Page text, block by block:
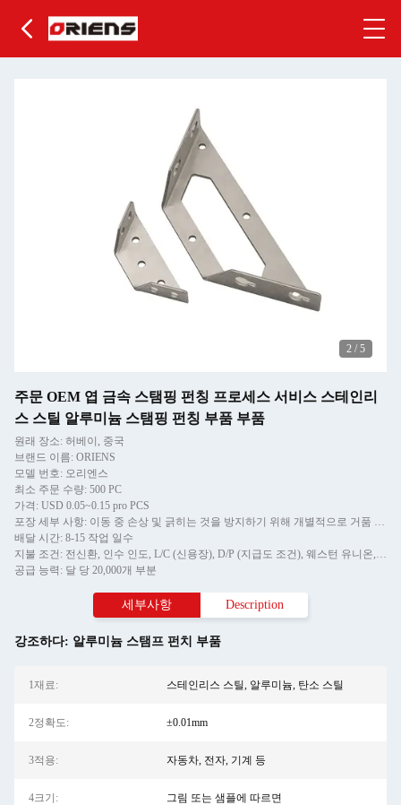
2 / 5
주문 OEM 엽 금속 스탬핑 펀칭 프로세스 서비스 스테인리
스 스틸 알루미늄 스탬핑 펀칭 부품 부품
원래 장소: 허베이, 중국
브랜드 이름: ORIENS
모델 번호: 오리엔스
최소 주문 수량: 500 PC
가격: USD 0.05~0.15 pro PCS
포장 세부 사항: 이동 중 손상 및 긁히는 것을 방지하기 위해 개별적으로 거품 포장, 그리고 카튼에
배달 시간: 8-15 작업 일수
지불 조건: 전신환, 인수 인도, L/C (신용장), D/P (지급도 조건), 웨스턴 유니온, 머니그램
공급 능력: 달 당 20,000개 부분
세부사항 Description
강조하다: 알루미늄 스탬프 펀치 부품
1재료: 스테인리스 스틸, 알루미늄, 탄소 스틸
2정확도: ±0.01mm
3적용: 자동차, 전자, 기계 등
4크기: 그림 또는 샘플에 따르면